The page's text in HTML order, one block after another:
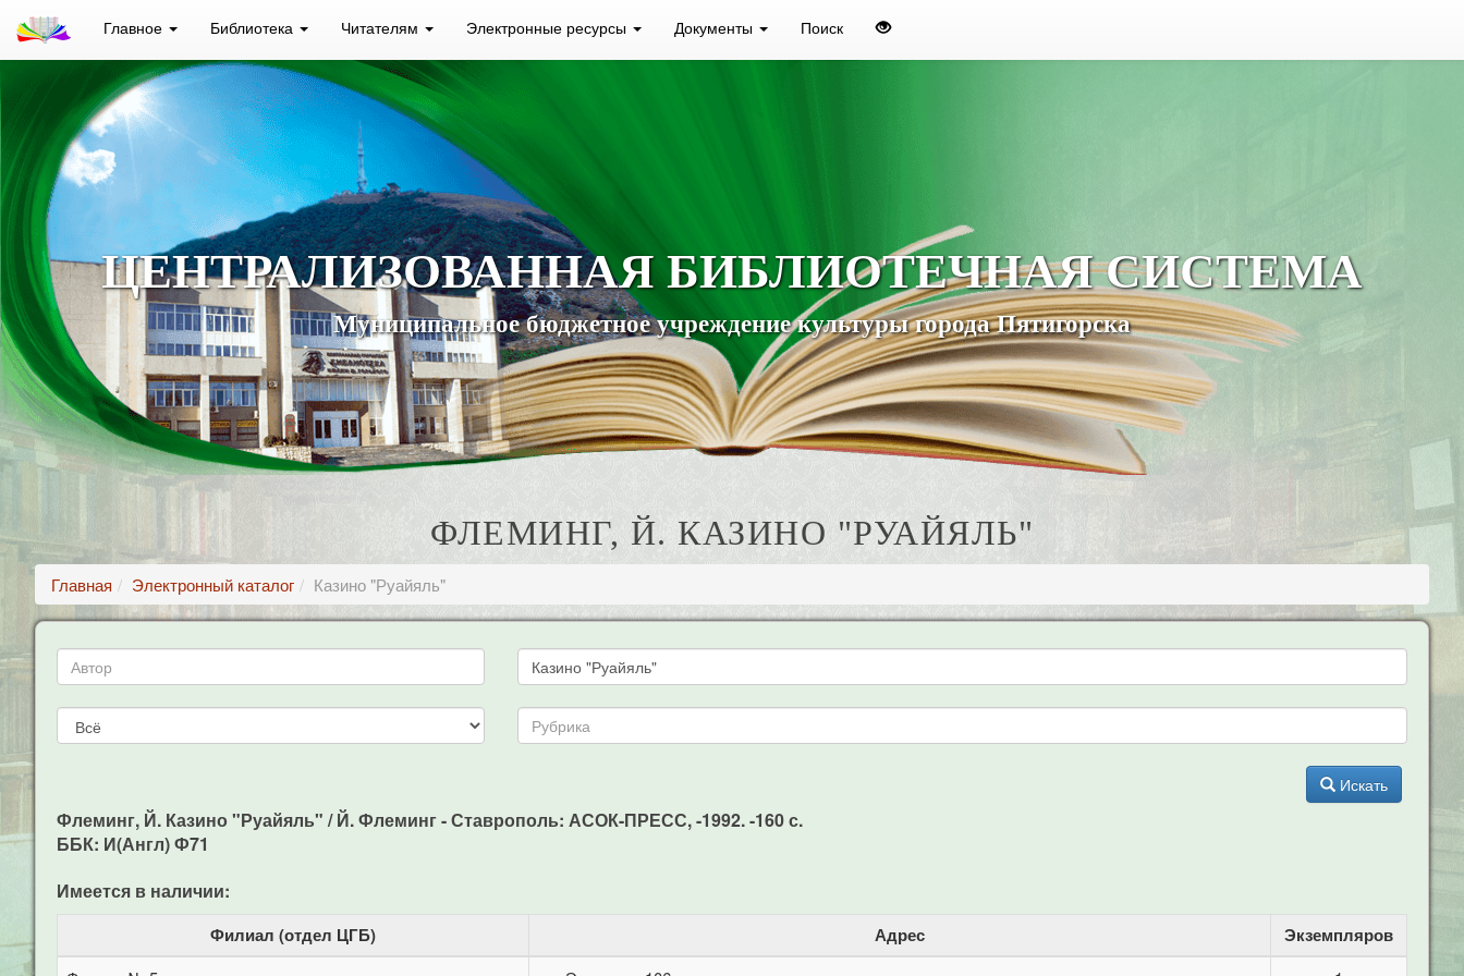
Главное Библиотека Читателям Электронные ресурсы Документы Поиск
ЦЕНТРАЛИЗОВАННАЯ БИБЛИОТЕЧНАЯ СИСТЕМА
Муниципальное бюджетное учреждение культуры города Пятигорска
ФЛЕМИНГ, Й. КАЗИНО "РУАЙЯЛЬ"
Главная Электронный каталог Казино "Руайяль"
Искать
Флеминг, Й. Казино "Руайяль" / Й. Флеминг - Ставрополь: АСОК-ПРЕСС, -1992. -160 с.
ББК: И(Англ) Ф71
Имеется в наличии:
Филиал (отдел ЦГБ) Адрес Экземпляров